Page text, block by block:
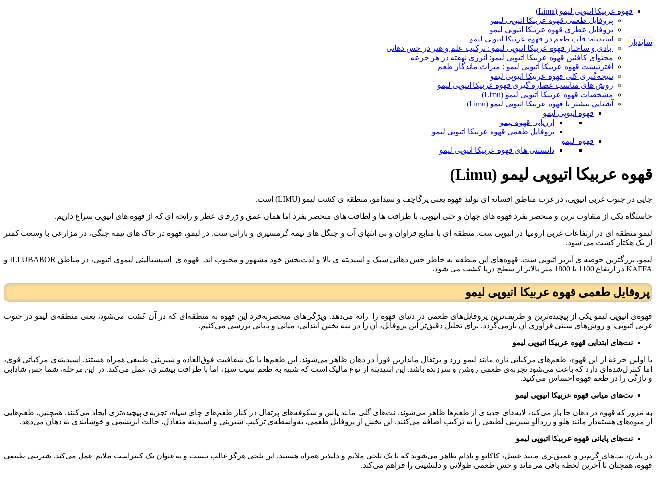
قهوه عربیکا اتیوپی لیمو (Limu)
پروفایل طعمی قهوه عربیکا اتیوپی لیمو
پروفایل عطری قهوه عربیکا اتیوپی لیمو
اسیدیته: قلب طعم در قهوه عربیکا اتیوپی لیمو
بادی و ساختار قهوه عربیکا اتیوپی لیمو : ترکیب علم و هنر در حس دهانی
محتوای کافئین قهوه عربیکا اتیوپی لیمو: انرژی نهفته در هر جرعه
افترتیست قهوه عربیکا اتیوپی لیمو : میراث ماندگار طعم
نتیجه‌گیری کلی قهوه عربیکا اتیوپی لیمو
روش های مناسب عصاره گیری قهوه عربیکا اتیوپی لیمو
مشخصات قهوه عربیکا اتیوپی لیمو (Limu)
آشنایی بیشتر با قهوه عربیکا اتیوپی لیمو (Limu)
قهوه اتیوپی لیمو
ارزیابی قهوه لیمو
پروفایل طعمی قهوه عربیکا اتیوپی لیمو
قهوه لیمو
دانستنی های قهوه عربیکا اتیوپی لیمو
قهوه عربیکا اتیوپی لیمو (Limu)
جایی در جنوب غربی اتیوپی، در غرب مناطق افسانه ای تولید قهوه یعنی یرگاچف و سیدامو، منطقه ی کشت لیمو (LIMU) است.
خاستگاه یکی از متفاوت ترین و منحصر بفرد قهوه های جهان و حتی اتیوپی. با ظرافت ها و لطافت های منحصر بفرد اما همان عمق و ژرفای عطر و رایحه ای که از قهوه های اتیوپی سراغ داریم.
لیمو منطقه ای در ارتفاعات غربی ارومیا در اتیوپی ست. منطقه ای با منابع فراوان و بی انتهای آب و جنگل های نیمه گرمسیری و بارانی ست. در لیمو، قهوه در خاک های نیمه جنگی، در مزارعی با وسعت کمتر
از یک هکتار کشت می شود.
لیمو، بزرگترین حوضه ی آبریز اتیوپی ست. قهوه‌های این منطقه به خاطر حس دهانی سبک و اسیدیته ی بالا و لذت‌بخش خود مشهور و محبوب اند. قهوه ی
اسپشیالیتی لیموی اتیوپی، در مناطق ILLUBABOR و
KAFFA در ارتفاع 1100 تا 1800 متر بالاتر از سطح دریا کشت می شود.
پروفایل طعمی قهوه عربیکا اتیوپی لیمو
قهوه‌ی اتیوپی لیمو یکی از پیچیده‌ترین و ظریف‌ترین پروفایل‌های طعمی در دنیای قهوه را ارائه می‌دهد. ویژگی‌های منحصربه‌فرد این قهوه به منطقه‌ای که در آن کشت می‌شود، یعنی منطقه‌ی لیمو در جنوب
غربی اتیوپی، و روش‌های سنتی فرآوری آن بازمی‌گردد. برای تحلیل دقیق‌تر این پروفایل، آن را در سه بخش ابتدایی، میانی و پایانی بررسی می‌کنیم.
نت‌های ابتدایی قهوه عربیکا اتیوپی لیمو
با اولین جرعه از این قهوه، طعم‌های مرکباتی تازه مانند لیمو زرد و پرتقال ماندارین فوراً در دهان ظاهر می‌شوند. این طعم‌ها با یک شفافیت فوق‌العاده و شیرینی طبیعی همراه هستند. اسیدیته‌ی مرکباتی قوی،
اما کنترل‌شده‌ای دارد که باعث می‌شود تجربه‌ی طعمی روشن و سرزنده باشد. این اسیدیته از نوع مالیک است که شبیه به طعم سیب سبز، اما با ظرافت بیشتری، عمل می‌کند. در این مرحله، شما حس شادابی
و تازگی را در طعم قهوه احساس می‌کنید.
نت‌های میانی قهوه عربیکا اتیوپی لیمو
به مرور که قهوه در دهان جا باز می‌کند، لایه‌های جدیدی از طعم‌ها ظاهر می‌شوند. نت‌های گلی مانند یاس و شکوفه‌های پرتقال در کنار طعم‌های چای سیاه، تجربه‌ی پیچیده‌تری ایجاد می‌کنند. همچنین، طعم‌هایی
از میوه‌های هسته‌دار مانند هلو و زردآلو شیرینی لطیفی را به ترکیب اضافه می‌کنند. این بخش از پروفایل طعمی، به‌واسطه‌ی ترکیب شیرینی و اسیدیته متعادل، حالت ابریشمی و خوشایندی به دهان می‌دهد.
نت‌های پایانی قهوه عربیکا اتیوپی لیمو
در پایان، نت‌های گرم‌تر و عمیق‌تری مانند عسل، کاکائو و بادام ظاهر می‌شوند که با یک تلخی ملایم و دلپذیر همراه هستند. این تلخی هرگز غالب نیست و به‌عنوان یک کنتراست ملایم عمل می‌کند. شیرینی طبیعی
قهوه، همچنان تا آخرین لحظه باقی می‌ماند و حس طعمی طولانی و دلنشینی را فراهم می‌کند.
سایدبار